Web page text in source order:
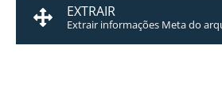
EXTRAIR
Extrair informações Meta do